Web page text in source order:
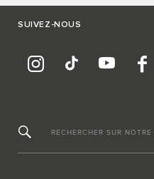
SUIVEZ-NOUS
RECHERCHER SUR